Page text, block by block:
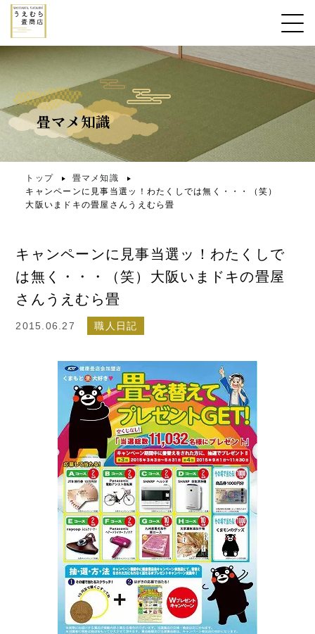
畳マメ知識
トップ
畳マメ知識
キャンペーンに見事当選ッ！わたくしでは無く・・・（笑）
大阪いまドキの畳屋さんうえむら畳
キャンペーンに見事当選ッ！わたくしで
は無く・・・（笑）大阪いまドキの畳屋
さんうえむら畳
2015.06.27 職人日記